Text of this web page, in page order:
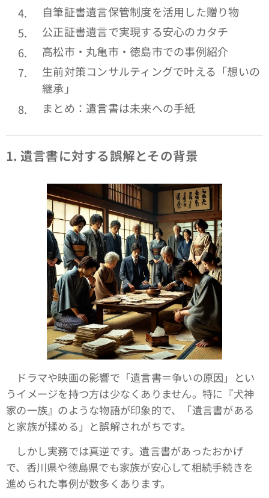
自筆証書遺言保管制度を活用した贈り物
公正証書遺言で実現する安心のカタチ
高松市・丸亀市・徳島市での事例紹介
生前対策コンサルティングで叶える「想いの
継承」
まとめ：遺言書は未来への手紙
1. 遺言書に対する誤解とその背景
ドラマや映画の影響で「遺言書＝争いの原因」とい
うイメージを持つ方は少なくありません。特に『犬神
家の一族』のような物語が印象的で、「遺言書がある
と家族が揉める」と誤解されがちです。
しかし実務では真逆です。遺言書があったおかげ
で、香川県や徳島県でも家族が安心して相続手続きを
進められた事例が数多くあります。